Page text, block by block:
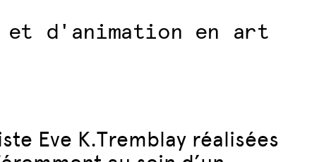
et d'animation en art
Eve K.Tremblay réalisées